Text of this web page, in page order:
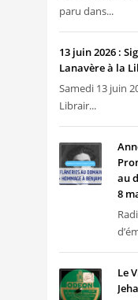
paru dans...
13 juin 2026 :
Lanavère à la
Samedi 13 juin
Librair...
au
8
Le